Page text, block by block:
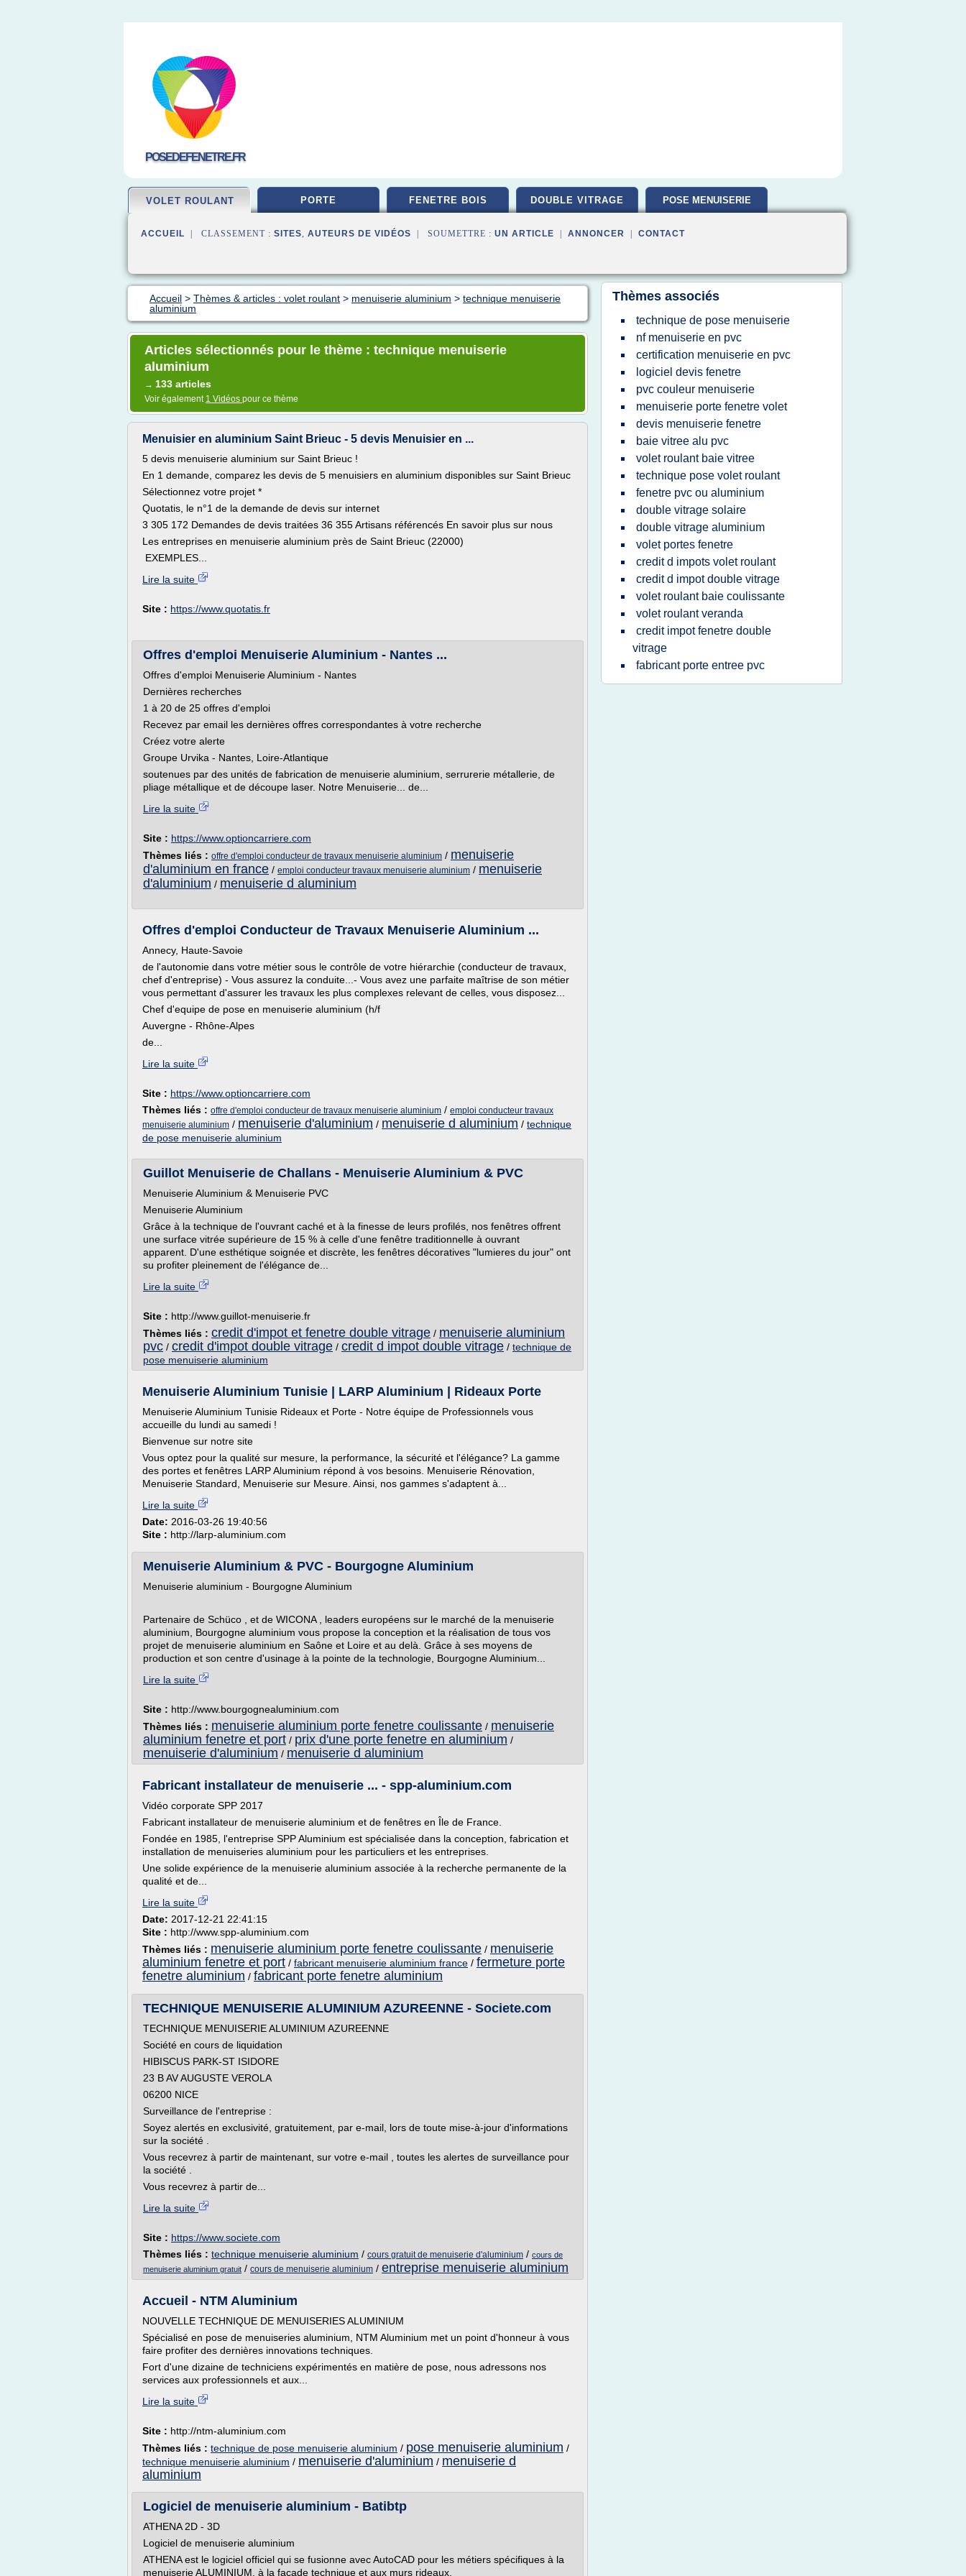
POSEDEFENETRE.FR
VOLET ROULANT PORTE FENETRE BOIS DOUBLE VITRAGE POSE MENUISERIE
ACCUEIL | CLASSEMENT : SITES, AUTEURS DE VIDÉOS | SOUMETTRE : UN ARTICLE ANNONCER CONTACT
Accueil > Thèmes & articles : volet roulant > menuiserie aluminium > technique menuiserie
aluminium
Articles sélectionnés pour le thème : technique menuiserie
aluminium
→ 133 articles
Voir également 1 Vidéos pour ce thème
Menuisier en aluminium Saint Brieuc - 5 devis Menuisier en ...
5 devis menuiserie aluminium sur Saint Brieuc !
En 1 demande, comparez les devis de 5 menuisiers en aluminium disponibles sur Saint Brieuc
Sélectionnez votre projet *
Quotatis, le n°1 de la demande de devis sur internet
3 305 172 Demandes de devis traitées 36 355 Artisans référencés En savoir plus sur nous
Les entreprises en menuiserie aluminium près de Saint Brieuc (22000)
EXEMPLES...
Lire la suite
Site : https://www.quotatis.fr
Offres d'emploi Menuiserie Aluminium - Nantes ...
Offres d'emploi Menuiserie Aluminium - Nantes
Dernières recherches
1 à 20 de 25 offres d'emploi
Recevez par email les dernières offres correspondantes à votre recherche
Créez votre alerte
Groupe Urvika - Nantes, Loire-Atlantique
soutenues par des unités de fabrication de menuiserie aluminium, serrurerie métallerie, de
pliage métallique et de découpe laser. Notre Menuiserie... de...
Lire la suite
Site : https://www.optioncarriere.com
Thèmes liés : offre d'emploi conducteur de travaux menuiserie aluminium / menuiserie
d'aluminium en france / emploi conducteur travaux menuiserie aluminium / menuiserie
d'aluminium / menuiserie d aluminium
Offres d'emploi Conducteur de Travaux Menuiserie Aluminium ...
Annecy, Haute-Savoie
de l'autonomie dans votre métier sous le contrôle de votre hiérarchie (conducteur de travaux,
chef d'entreprise) - Vous assurez la conduite...- Vous avez une parfaite maîtrise de son métier
vous permettant d'assurer les travaux les plus complexes relevant de celles, vous disposez...
Chef d'equipe de pose en menuiserie aluminium (h/f
Auvergne - Rhône-Alpes
de...
Lire la suite
Site : https://www.optioncarriere.com
Thèmes liés : offre d'emploi conducteur de travaux menuiserie aluminium / emploi conducteur travaux
menuiserie aluminium / menuiserie d'aluminium / menuiserie d aluminium / technique
de pose menuiserie aluminium
Guillot Menuiserie de Challans - Menuiserie Aluminium & PVC
Menuiserie Aluminium & Menuiserie PVC
Menuiserie Aluminium
Grâce à la technique de l'ouvrant caché et à la finesse de leurs profilés, nos fenêtres offrent
une surface vitrée supérieure de 15 % à celle d'une fenêtre traditionnelle à ouvrant
apparent. D'une esthétique soignée et discrète, les fenêtres décoratives "lumieres du jour" ont
su profiter pleinement de l'élégance de...
Lire la suite
Site : http://www.guillot-menuiserie.fr
Thèmes liés : credit d'impot et fenetre double vitrage / menuiserie aluminium
pvc / credit d'impot double vitrage / credit d impot double vitrage / technique de
pose menuiserie aluminium
Menuiserie Aluminium Tunisie | LARP Aluminium | Rideaux Porte
Menuiserie Aluminium Tunisie Rideaux et Porte - Notre équipe de Professionnels vous
accueille du lundi au samedi !
Bienvenue sur notre site
Vous optez pour la qualité sur mesure, la performance, la sécurité et l'élégance? La gamme
des portes et fenêtres LARP Aluminium répond à vos besoins. Menuiserie Rénovation,
Menuiserie Standard, Menuiserie sur Mesure. Ainsi, nos gammes s'adaptent à...
Lire la suite
Date: 2016-03-26 19:40:56
Site : http://larp-aluminium.com
Menuiserie Aluminium & PVC - Bourgogne Aluminium
Menuiserie aluminium - Bourgogne Aluminium
Partenaire de Schüco , et de WICONA , leaders européens sur le marché de la menuiserie
aluminium, Bourgogne aluminium vous propose la conception et la réalisation de tous vos
projet de menuiserie aluminium en Saône et Loire et au delà. Grâce à ses moyens de
production et son centre d'usinage à la pointe de la technologie, Bourgogne Aluminium...
Lire la suite
Site : http://www.bourgognealuminium.com
Thèmes liés : menuiserie aluminium porte fenetre coulissante / menuiserie
aluminium fenetre et port / prix d'une porte fenetre en aluminium /
menuiserie d'aluminium / menuiserie d aluminium
Fabricant installateur de menuiserie ... - spp-aluminium.com
Vidéo corporate SPP 2017
Fabricant installateur de menuiserie aluminium et de fenêtres en Île de France.
Fondée en 1985, l'entreprise SPP Aluminium est spécialisée dans la conception, fabrication et
installation de menuiseries aluminium pour les particuliers et les entreprises.
Une solide expérience de la menuiserie aluminium associée à la recherche permanente de la
qualité et de...
Lire la suite
Date: 2017-12-21 22:41:15
Site : http://www.spp-aluminium.com
Thèmes liés : menuiserie aluminium porte fenetre coulissante / menuiserie
aluminium fenetre et port / fabricant menuiserie aluminium france / fermeture porte
fenetre aluminium / fabricant porte fenetre aluminium
TECHNIQUE MENUISERIE ALUMINIUM AZUREENNE - Societe.com
TECHNIQUE MENUISERIE ALUMINIUM AZUREENNE
Société en cours de liquidation
HIBISCUS PARK-ST ISIDORE
23 B AV AUGUSTE VEROLA
06200 NICE
Surveillance de l'entreprise :
Soyez alertés en exclusivité, gratuitement, par e-mail, lors de toute mise-à-jour d'informations
sur la société .
Vous recevrez à partir de maintenant, sur votre e-mail , toutes les alertes de surveillance pour
la société .
Vous recevrez à partir de...
Lire la suite
Site : https://www.societe.com
Thèmes liés : technique menuiserie aluminium / cours gratuit de menuiserie d'aluminium / cours de
menuiserie aluminium gratuit / cours de menuiserie aluminium / entreprise menuiserie aluminium
Accueil - NTM Aluminium
NOUVELLE TECHNIQUE DE MENUISERIES ALUMINIUM
Spécialisé en pose de menuiseries aluminium, NTM Aluminium met un point d'honneur à vous
faire profiter des dernières innovations techniques.
Fort d'une dizaine de techniciens expérimentés en matière de pose, nous adressons nos
services aux professionnels et aux...
Lire la suite
Site : http://ntm-aluminium.com
Thèmes liés : technique de pose menuiserie aluminium / pose menuiserie aluminium /
technique menuiserie aluminium / menuiserie d'aluminium / menuiserie d
aluminium
Logiciel de menuiserie aluminium - Batibtp
ATHENA 2D - 3D
Logiciel de menuiserie aluminium
ATHENA est le logiciel officiel qui se fusionne avec AutoCAD pour les métiers spécifiques à la
menuiserie ALUMINIUM, à la façade technique et aux murs rideaux.
Thèmes associés
technique de pose menuiserie
nf menuiserie en pvc
certification menuiserie en pvc
logiciel devis fenetre
pvc couleur menuiserie
menuiserie porte fenetre volet
devis menuiserie fenetre
baie vitree alu pvc
volet roulant baie vitree
technique pose volet roulant
fenetre pvc ou aluminium
double vitrage solaire
double vitrage aluminium
volet portes fenetre
credit d impots volet roulant
credit d impot double vitrage
volet roulant baie coulissante
volet roulant veranda
credit impot fenetre double
vitrage
fabricant porte entree pvc